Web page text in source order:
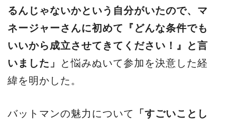
るんじゃないかという自分がいたので、マ
ネージャーさんに初めて『どんな条件でも
いいから成立させてきてください！』と言
いました」
と悩みぬいて参加を決意した経
緯を明かした。
バットマンの魅力について
「すごいことし